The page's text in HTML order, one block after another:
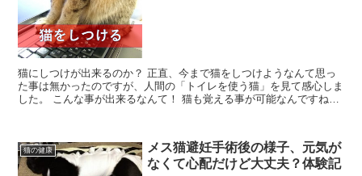
猫にしつけが出来るのか？ 正直、今まで猫をしつけようなんて思っ
た事は無かったのですが、人間の「トイレを使う猫」を見て感心しま
した。 こんな事が出来るなんて！ 猫も覚える事が可能なんですね。
猫の健康
メス猫避妊手術後の様子、元気が
なくて心配だけど大丈夫？体験記